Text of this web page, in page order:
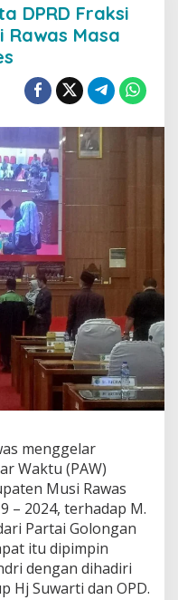
DPRD Fraksi
Rawas Masa
menggelar
Waktu (PAW)
Musi Rawas
– 2024, terhadap M.
Partai Golongan
itu dipimpin
dengan dihadiri
Hj Suwarti dan OPD.